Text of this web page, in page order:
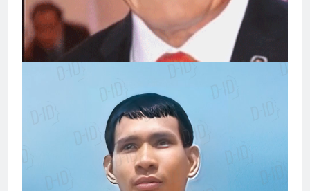
Tôi vẫn nợ em một lời xin lỗi
3 Years Ago
3 Years Ago
Ủy viên Xã Hội chúc Giáng Sinh & năm
mới
3 Years Ago